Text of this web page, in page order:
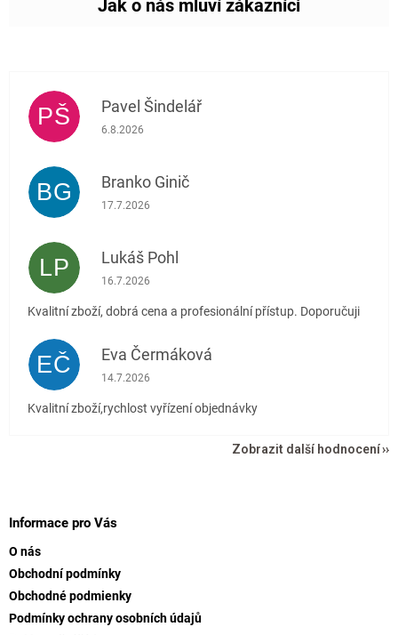
PŠ Pavel Šindelář
Hodnocení obchodu je 5 z 5 hvězdiček.
6.8.2026
BG Branko Ginič
Hodnocení obchodu je 5 z 5 hvězdiček.
17.7.2026
LP Lukáš Pohl
Hodnocení obchodu je 5 z 5 hvězdiček.
16.7.2026
Kvalitní zboží, dobrá cena a profesionální přístup. Doporučuji
EČ Eva Čermáková
Hodnocení obchodu je 5 z 5 hvězdiček.
14.7.2026
Kvalitní zboží,rychlost vyřízení objednávky
Zobrazit další hodnocení
Informace pro Vás
O nás
Obchodní podmínky
Obchodné podmienky
Podmínky ochrany osobních údajů